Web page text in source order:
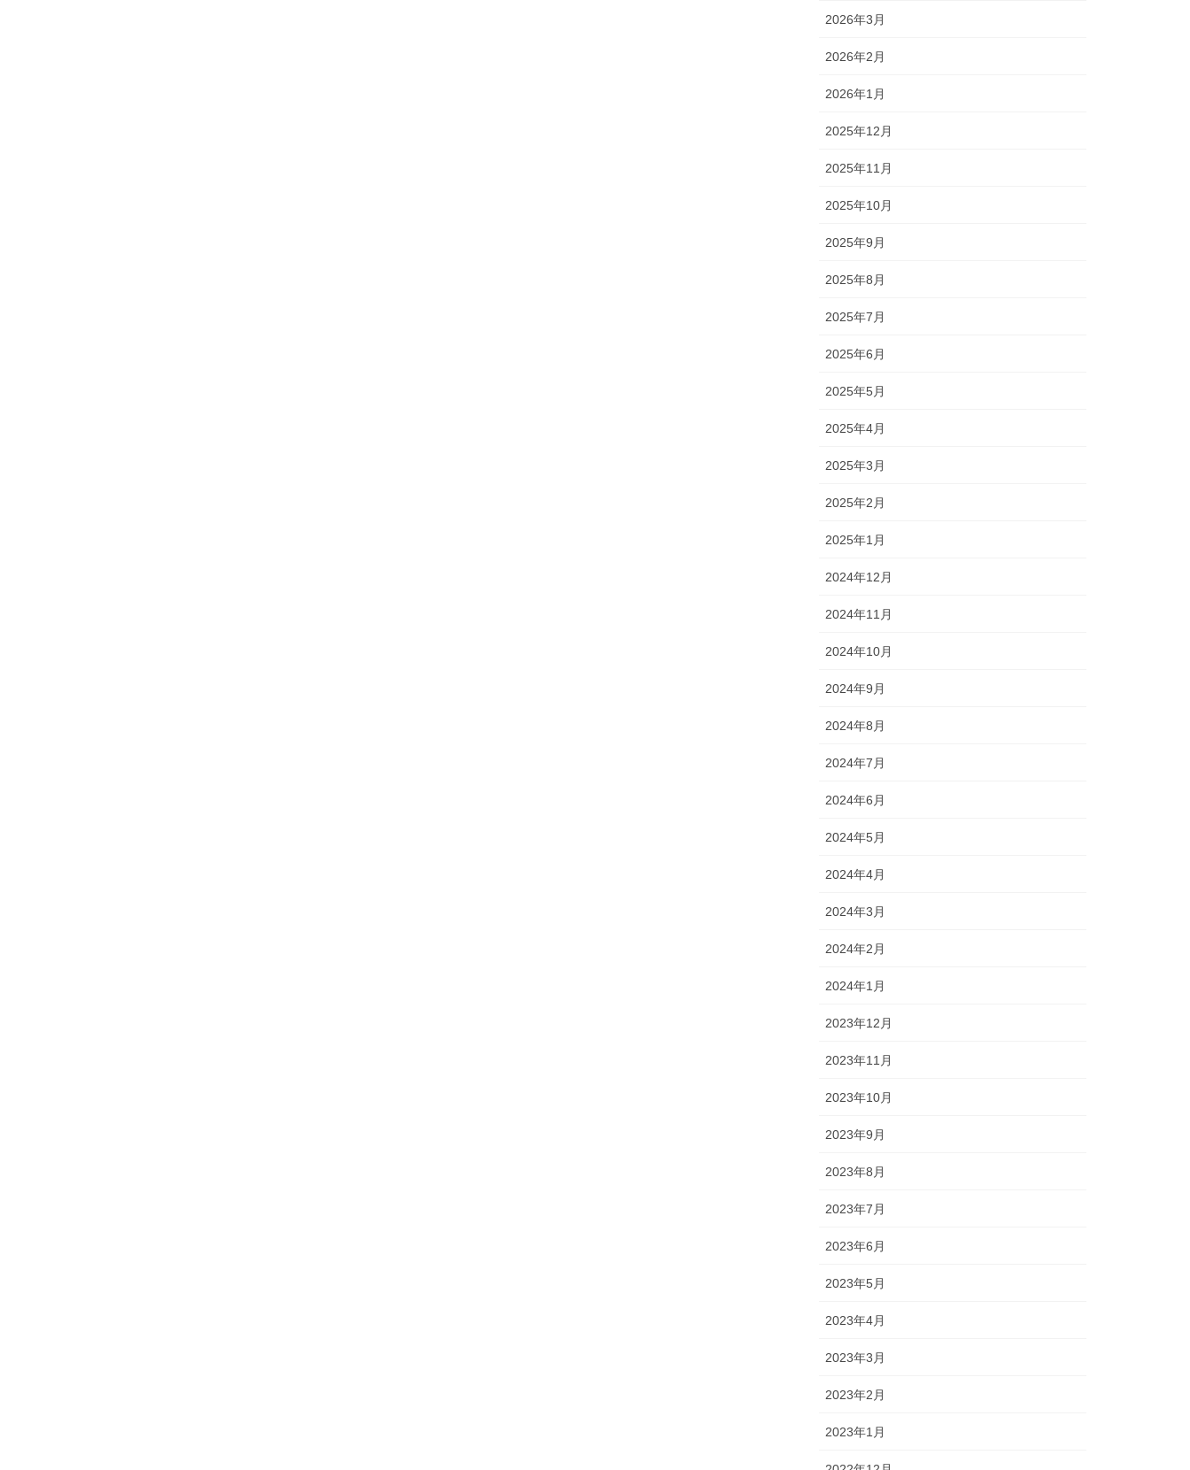
2026年3月
2026年2月
2026年1月
2025年12月
2025年11月
2025年10月
2025年9月
2025年8月
2025年7月
2025年6月
2025年5月
2025年4月
2025年3月
2025年2月
2025年1月
2024年12月
2024年11月
2024年10月
2024年9月
2024年8月
2024年7月
2024年6月
2024年5月
2024年4月
2024年3月
2024年2月
2024年1月
2023年12月
2023年11月
2023年10月
2023年9月
2023年8月
2023年7月
2023年6月
2023年5月
2023年4月
2023年3月
2023年2月
2023年1月